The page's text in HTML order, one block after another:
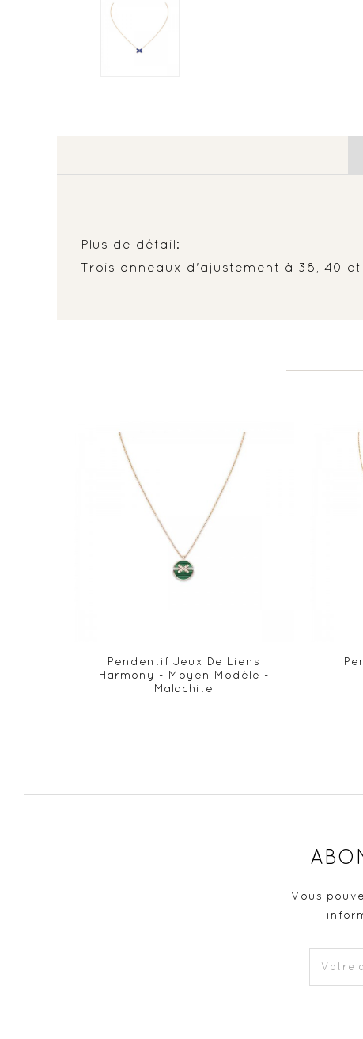
Plus de détail:
Trois anneaux d'ajustement à 38, 40 et
Pendentif Jeux De Liens
Harmony - Moyen Modèle -
Malachite
Vous